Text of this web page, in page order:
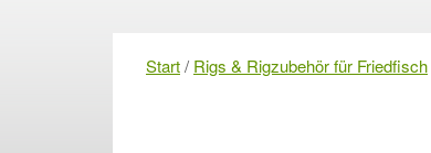
Start/ Rigs & Rigzubehör für Friedfisch